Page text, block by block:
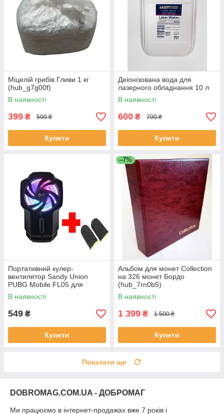
Міцелій грибів Гливи 1 кг
(hub_g7g00f)
В наявності
399 ₴ 500 ₴
Купити
Деіонізована вода для
лазерного обладнання 10 л
В наявності
600 ₴ 700 ₴
Купити
Портативний кулер-
вентилятор Sandy Union
PUBG Mobile FL05 для
смартфона з акумулятором
В наявності
549 ₴
Купити
–7%
Альбом для монет Collection
на 326 монет Бордо
(hub_7rn0b5)
В наявності
1 399 ₴ 1 500 ₴
Купити
Показати ще
DOBROMAG.COM.UA - ДОБРОМАГ
Ми працюємо в інтернет-продажах вже 7 років і